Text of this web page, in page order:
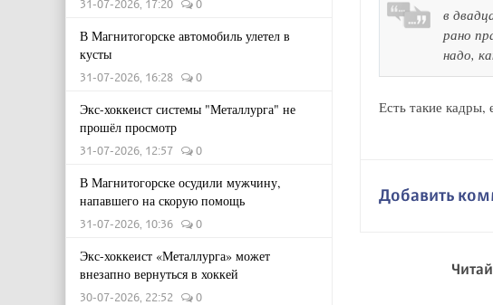
31-07-2026, 17:20 0
В Магнитогорске автомобиль улетел в
кусты
31-07-2026, 16:28 0
Экс-хоккеист системы "Металлурга" не
прошёл просмотр
31-07-2026, 12:57 0
В Магнитогорске осудили мужчину,
напавшего на скорую помощь
31-07-2026, 10:36 0
Экс-хоккеист «Металлурга» может
внезапно вернуться в хоккей
30-07-2026, 22:52 0
в
рано
надо,
Есть такие кадры,
Добавить